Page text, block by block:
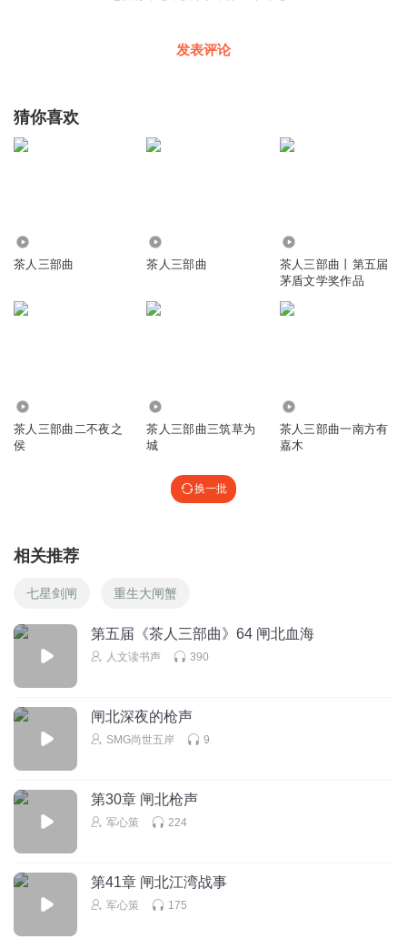
发表评论
猜你喜欢
茶人三部曲 茶人三部曲
茶人三部曲丨第五届
茅盾文学奖作品
茶人三部曲二不夜之
侯
茶人三部曲三筑草为
城
茶人三部曲一南方有
嘉木
换一批
相关推荐
七星剑闸 重生大闸蟹
第五届《茶人三部曲》64 闸北血海
人文读书声 390
闸北深夜的枪声
SMG尚世五岸 9
第30章 闸北枪声
军心策 224
第41章 闸北江湾战事
军心策 175